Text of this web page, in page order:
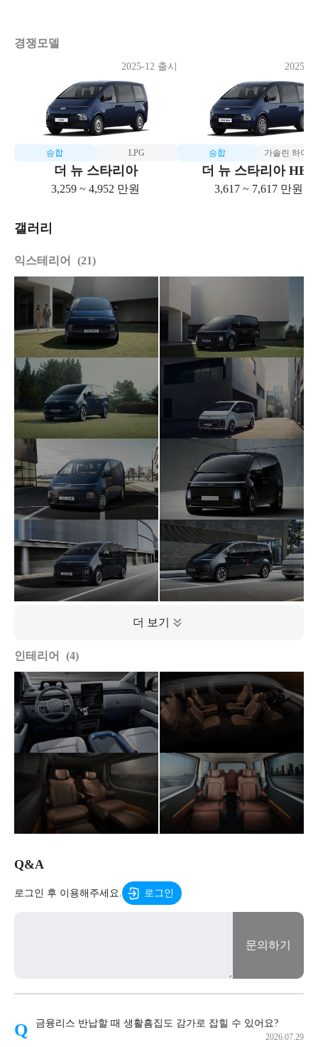
경쟁모델
승합 LPG
더 뉴 스타리아
2025-12 출시
3,259 ~ 4,952 만원
승합 가솔린 하이
더 뉴 스타리아 HEV
2025-
3,617 ~ 7,617 만원
갤러리
익스테리어 21
인테리어 4
Q&A
로그인 후 이용해주세요. 로그인
문의하기
금융리스 반납할 때 생활흠집도 감가로 잡힐 수 있어요?
2026.07.29